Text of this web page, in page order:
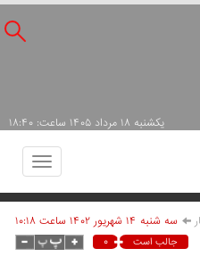
يکشنبه ۱۸ مرداد ۱۴۰۵ ساعت: ۱۸:۴۰
Toggle
سه شنبه ۱۴ شهريور ۱۴۰۲ ساعت ۱۰:۱۸
جالب است ۰